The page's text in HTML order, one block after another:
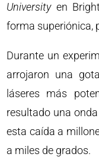
Universityen
forma superiónica,
Durante un
arrojaron una
láseres más
resultado una
esta caída a
a miles de grados.